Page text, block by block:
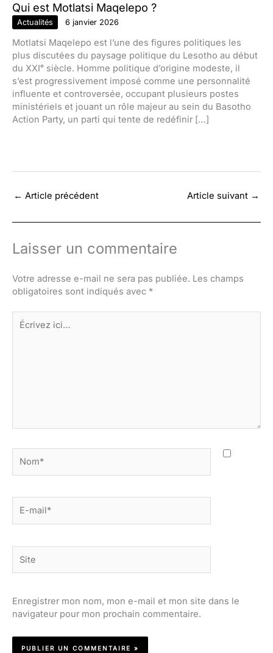
Qui est Motlatsi Maqelepo ?
Actualités 6 janvier 2026
Motlatsi Maqelepo est l’une des figures politiques les
plus discutées du paysage politique du Lesotho au début
du XXIᵉ siècle. Homme politique d’origine modeste, il
s’est progressivement imposé comme une personnalité
influente et controversée, occupant plusieurs postes
ministériels et jouant un rôle majeur au sein du Basotho
Action Party, un parti qui tente de redéfinir […]
← Article précédent Article suivant →
Laisser un commentaire
Votre adresse e-mail ne sera pas publiée. Les champs
obligatoires sont indiqués avec *
Écrivez
ici…
mail*
Enregistrer mon nom, mon e-mail et mon site dans le
navigateur pour mon prochain commentaire.